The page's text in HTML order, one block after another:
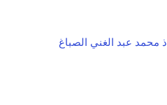
محمد عبد الغني الصباغ